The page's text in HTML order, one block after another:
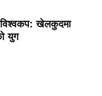
खेलकुदमा
युग